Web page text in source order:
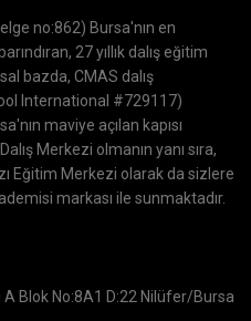
no:862) Bursa'nın en
27 yıllık dalış eğitim
bazda, CMAS dalış
International #729117)
maviye açılan kapısı
Merkezi olmanın yanı sıra,
Eğitim Merkezi olarak da sizlere
markası ile sunmaktadır.
Blok No:8A1 D:22 Nilüfer/Bursa